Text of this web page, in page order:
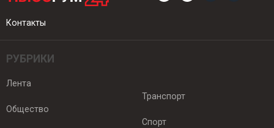
Контакты
РУБРИКИ
Лента
Общество
Транспорт
Спорт